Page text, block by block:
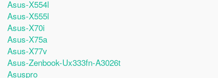
Asus-X554l
Asus-X555l
Asus-X70i
Asus-X75a
Asus-X77v
Asus-Zenbook-Ux333fn-A3026t
Asuspro